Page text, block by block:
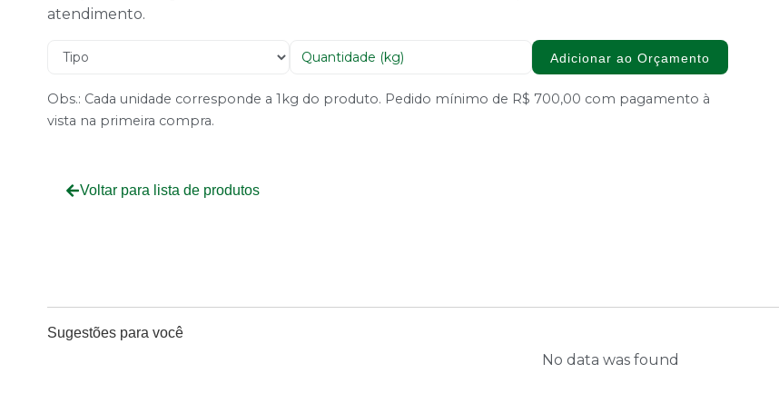
atendimento.
Adicionar ao Orçamento
Obs.: Cada unidade corresponde a 1kg do produto. Pedido mínimo de R$ 700,00 com pagamento à
vista na primeira compra.
Voltar para lista de produtos
Sugestões para você
No data was found